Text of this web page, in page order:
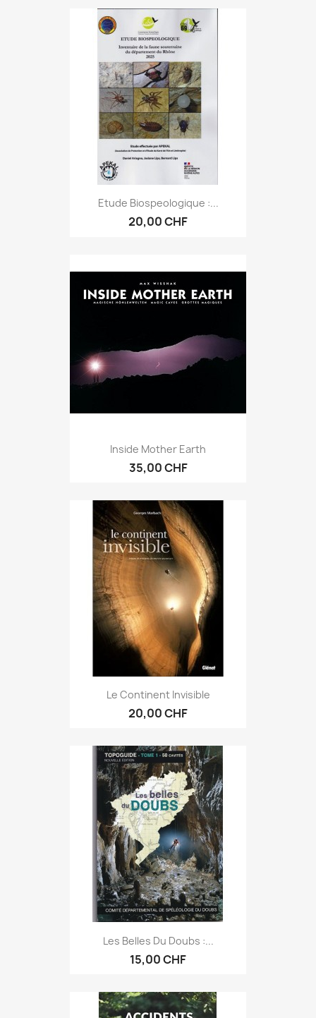
Etude Biospeologique :...
20,00 CHF
Inside Mother Earth
35,00 CHF
Le Continent Invisible
20,00 CHF
Les Belles Du Doubs :...
15,00 CHF